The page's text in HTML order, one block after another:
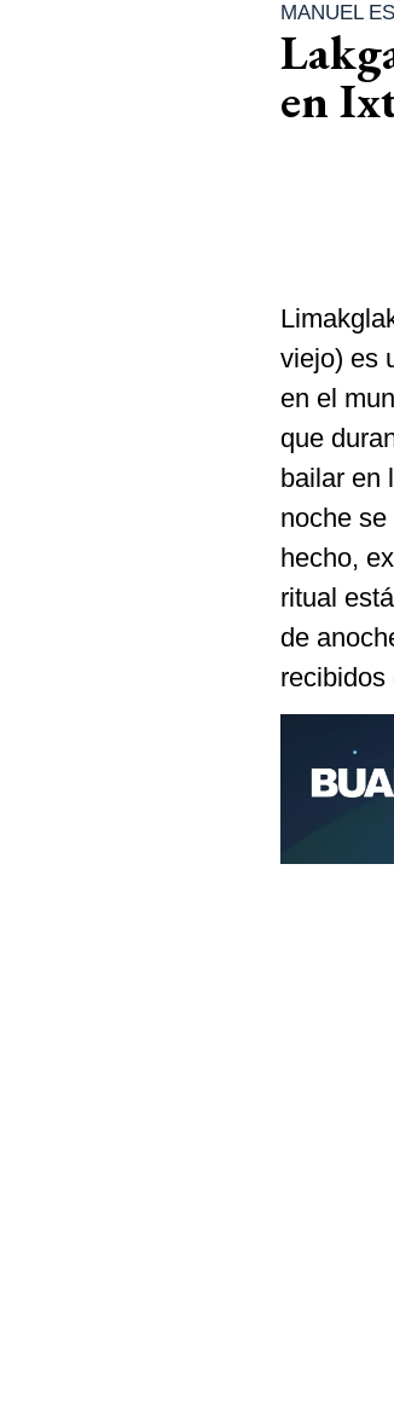
MANUEL
en
viejo) es
en el
que
bailar en
noche
hecho,
ritual
de
recibidos